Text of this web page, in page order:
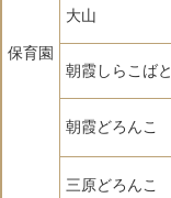
保育園
大山
朝霞しらこばと
朝霞どろんこ
三原どろんこ